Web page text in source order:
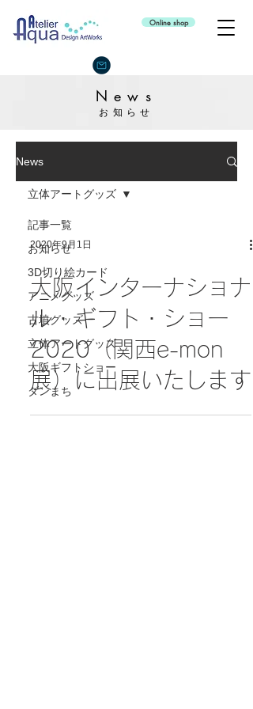
Online shop
News
お知らせ
News
記事一覧
お知らせ
3D切り絵カード
アニメグッズ
古墳グッズ
立体アートグッズ
大阪ギフトショー
ダンまち
立体アートグッズ
2020年9月1日
大阪インターナショナ
ル・ギフト・ショー
2020（関西e-mon
展）に出展いたします